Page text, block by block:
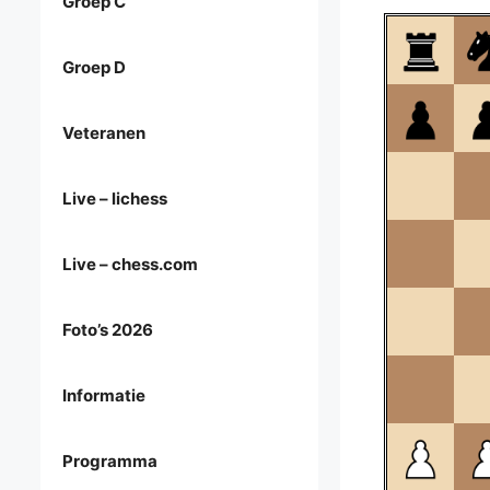
Groep D
Veteranen
Live – lichess
Live – chess.com
Foto’s 2026
Informatie
Programma